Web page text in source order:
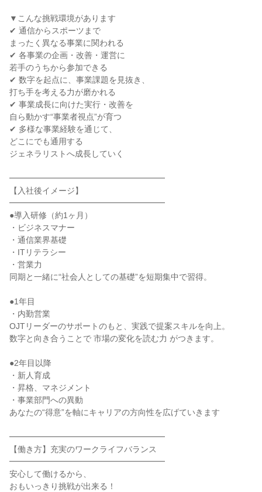
▼こんな挑戦環境があります
✔ 通信からスポーツまで
まったく異なる事業に関われる
✔ 各事業の企画・改善・運営に
若手のうちから参加できる
✔ 数字を起点に、事業課題を見抜き、
打ち手を考える力が磨かれる
✔ 事業成長に向けた実行・改善を
自ら動かす“事業者視点”が育つ
✔ 多様な事業経験を通じて、
どこにでも通用する
ジェネラリストへ成長していく
━━━━━━━━━━━━━━━━━━━
【入社後イメージ】
━━━━━━━━━━━━━━━━━━━
●導入研修（約1ヶ月）
・ビジネスマナー
・通信業界基礎
・ITリテラシー
・営業力
同期と一緒に“社会人としての基礎”を短期集中で習得。
●1年目
・内勤営業
OJTリーダーのサポートのもと、実践で提案スキルを向上。
数字と向き合うことで 市場の変化を読む力 がつきます。
●2年目以降
・新人育成
・昇格、マネジメント
・事業部門への異動
あなたの“得意”を軸にキャリアの方向性を広げていきます
━━━━━━━━━━━━━━━━━━━
【働き方】充実のワークライフバランス
━━━━━━━━━━━━━━━━━━━
安心して働けるから、
おもいっきり挑戦が出来る！